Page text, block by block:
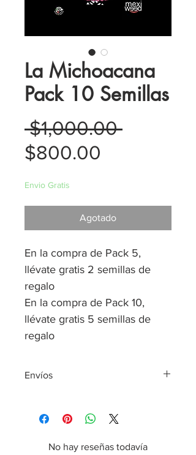
La Michoacana
Pack 10 Semillas
$1,000.00 Precio
$800.00
oferta
Envio Gratis
Agotado
En la compra de Pack 5,
llévate gratis 2 semillas de
regalo
En la compra de Pack 10,
llévate gratis 5 semillas de
regalo
Envíos
cuando sea realizada antes de las
al día hábil siguiente.
No hay reseñas todavía